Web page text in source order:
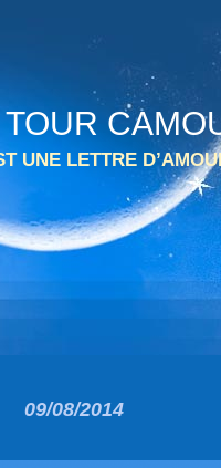
TOUR
UNE LETTRE
09/08/2014